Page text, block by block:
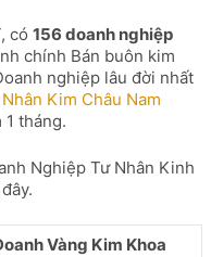
có 156 doanh nghiệp
chính Bán buôn kim
nghiệp lâu đời nhất
Kim Châu Nam
tháng.
Nghiệp Tư Nhân Kinh
Vàng Kim Khoa